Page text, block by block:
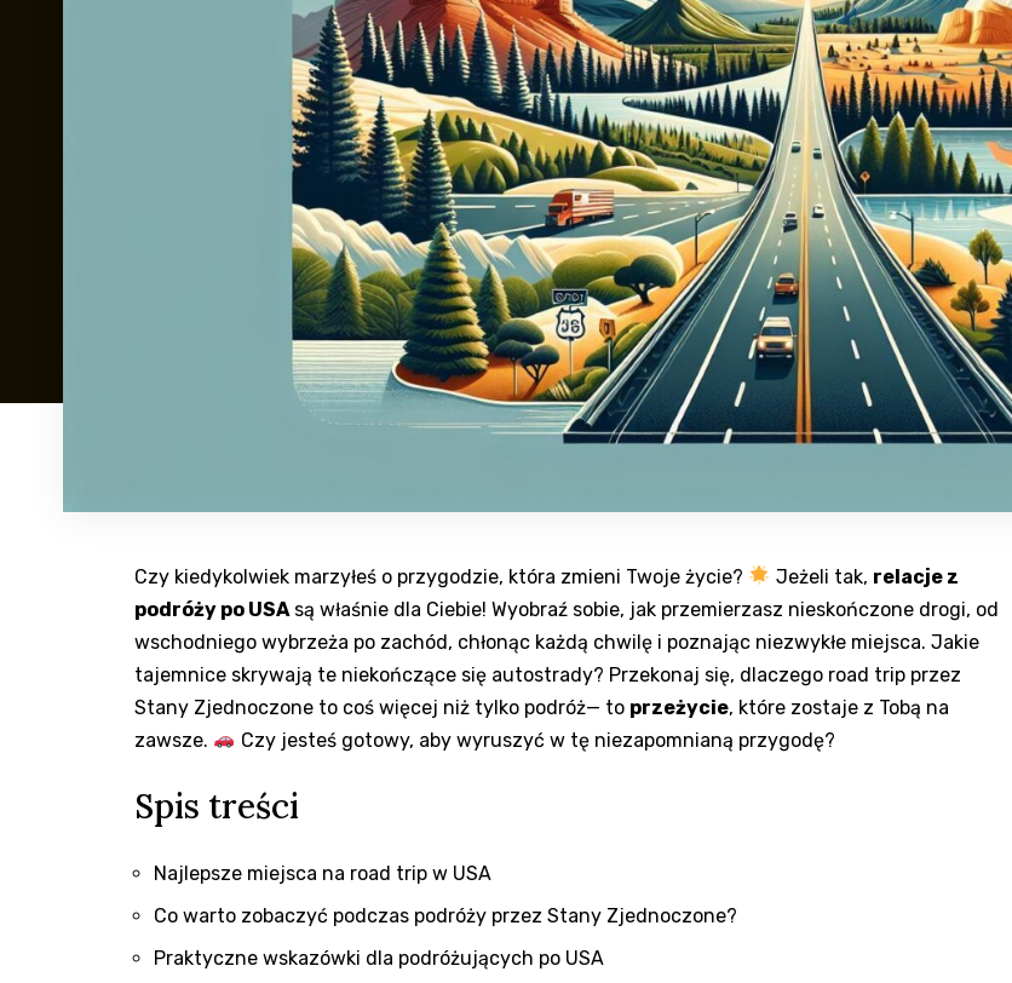
Czy kiedykolwiek marzyłeś o przygodzie, która zmieni ⁢Twoje⁢ życie? Jeżeli tak, relacje z
podróży po USA są właśnie dla Ciebie!‌ Wyobraź sobie, jak przemierzasz nieskończone drogi, od
wschodniego ​wybrzeża po zachód, chłonąc każdą chwilę i‍ poznając⁤ niezwykłe miejsca. Jakie
tajemnice⁣ skrywają te niekończące się autostrady? Przekonaj się, dlaczego⁤ road ⁢trip przez
Stany Zjednoczone to coś więcej⁣ niż tylko ⁢podróż— to przeżycie, ‌które zostaje z Tobą na
zawsze.
Czy jesteś gotowy, aby wyruszyć w tę niezapomnianą przygodę?
Spis treści
Najlepsze miejsca na‌ road trip w USA
Co warto ​zobaczyć podczas ‍podróży ‌przez Stany Zjednoczone?
Praktyczne‍ wskazówki dla ‍podróżujących po USA